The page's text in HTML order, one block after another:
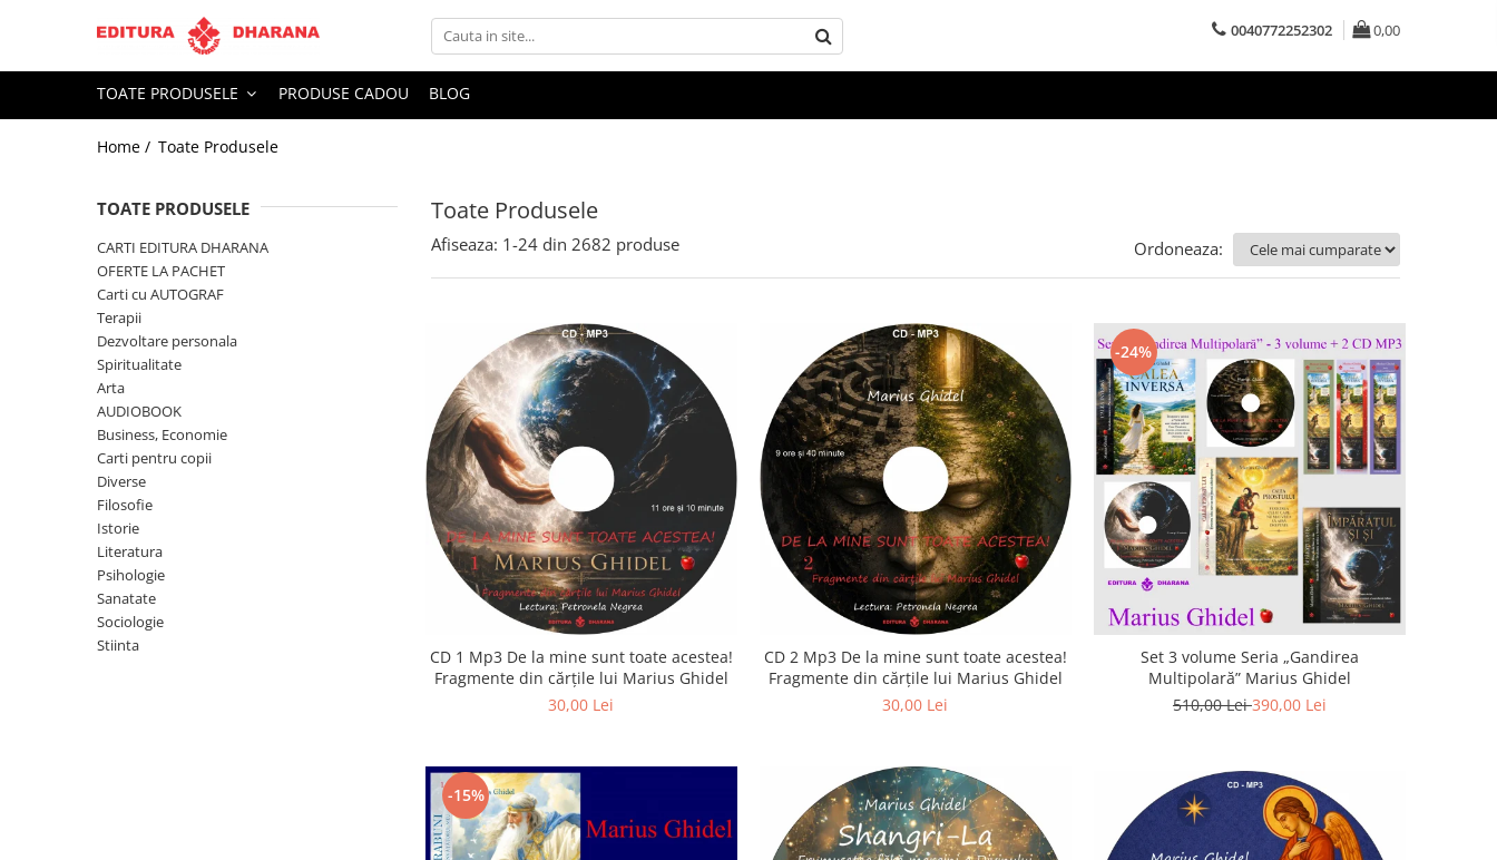
Toate Produsele
CARTI EDITURA DHARANA
OFERTE LA PACHET
Dezvoltare personala
Spiritualitate
AUDIOBOOK
Business, Economie
Carti pentru copii
0040772252302 0,00
TOATE PRODUSELE PRODUSE CADOU BLOG
Home / Toate Produsele
Toate Produsele
TOATE PRODUSELE
CARTI EDITURA DHARANA
OFERTE LA PACHET
Carti cu AUTOGRAF
Terapii
Dezvoltare personala
Spiritualitate
Arta
AUDIOBOOK
Business, Economie
Carti pentru copii
Diverse
Filosofie
Istorie
Literatura
Psihologie
Sanatate
Sociologie
Stiinta
Afiseaza: 1-24 din 2682 produse Ordoneaza:
CD 1 Mp3 De la mine sunt toate acestea!
Fragmente din cărțile lui Marius Ghidel
30,00 Lei
CD 2 Mp3 De la mine sunt toate acestea!
Fragmente din cărțile lui Marius Ghidel
30,00 Lei
-24%
Set 3 volume Seria „Gandirea
Multipolară” Marius Ghidel
510,00 Lei390,00 Lei
-15%